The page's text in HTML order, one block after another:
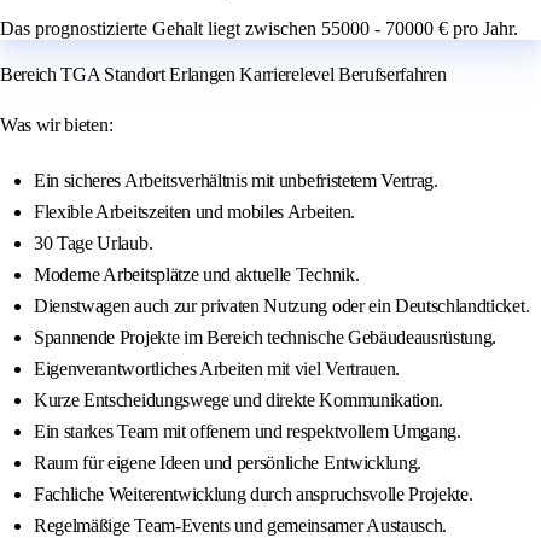
Das prognostizierte Gehalt liegt zwischen 55000 - 70000 € pro Jahr.
Bereich TGA Standort Erlangen Karrierelevel Berufserfahren
Was wir bieten:
Ein sicheres Arbeitsverhältnis mit unbefristetem Vertrag.
Flexible Arbeitszeiten und mobiles Arbeiten.
30 Tage Urlaub.
Moderne Arbeitsplätze und aktuelle Technik.
Dienstwagen auch zur privaten Nutzung oder ein Deutschlandticket.
Spannende Projekte im Bereich technische Gebäudeausrüstung.
Eigenverantwortliches Arbeiten mit viel Vertrauen.
Kurze Entscheidungswege und direkte Kommunikation.
Ein starkes Team mit offenem und respektvollem Umgang.
Raum für eigene Ideen und persönliche Entwicklung.
Fachliche Weiterentwicklung durch anspruchsvolle Projekte.
Regelmäßige Team-Events und gemeinsamer Austausch.